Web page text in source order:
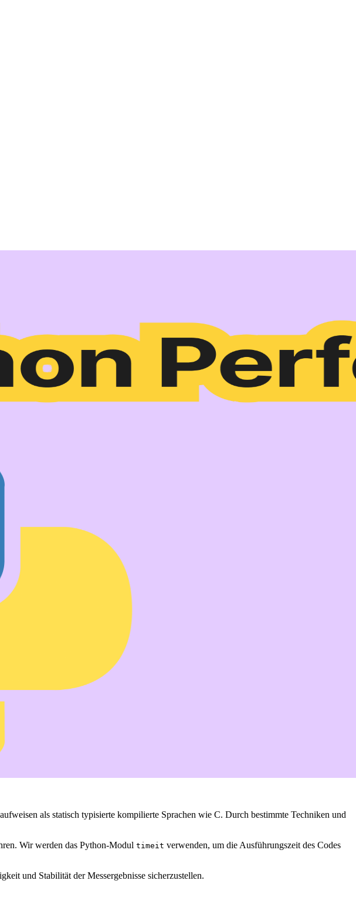
als statisch typisierte kompilierte Sprachen wie C. Durch bestimmte Techniken und
Wir werden das Python-Modul timeit verwenden, um die Ausführungszeit des Codes
und Stabilität der Messergebnisse sicherzustellen.